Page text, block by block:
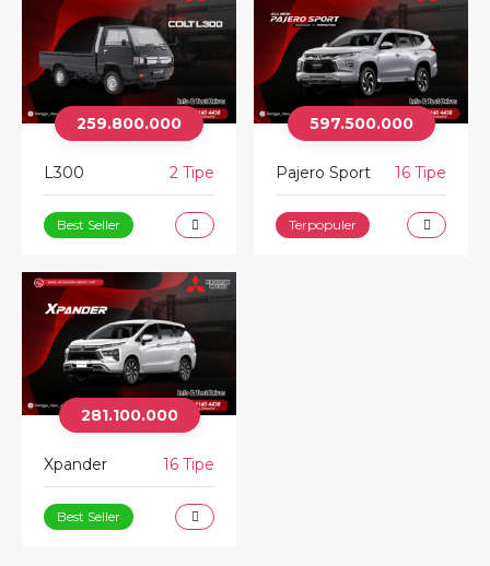
259.800.000
L300 2 Tipe
Best Seller
597.500.000
Pajero Sport 16 Tipe
Terpopuler
281.100.000
Xpander 16 Tipe
Best Seller